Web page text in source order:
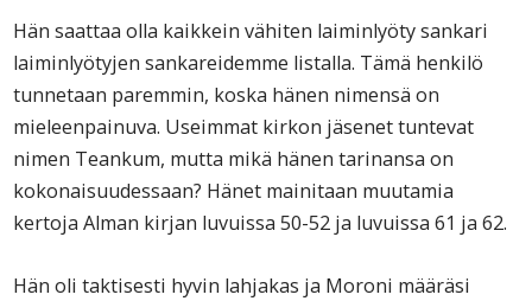
Hän saattaa olla kaikkein vähiten laiminlyöty sankari
laiminlyötyjen sankareidemme listalla. Tämä henkilö
tunnetaan paremmin, koska hänen nimensä on
mieleenpainuva. Useimmat kirkon jäsenet tuntevat
nimen Teankum, mutta mikä hänen tarinansa on
kokonaisuudessaan? Hänet mainitaan muutamia
kertoja Alman kirjan luvuissa 50-52 ja luvuissa 61 ja 62.
Hän oli taktisesti hyvin lahjakas ja Moroni määräsi